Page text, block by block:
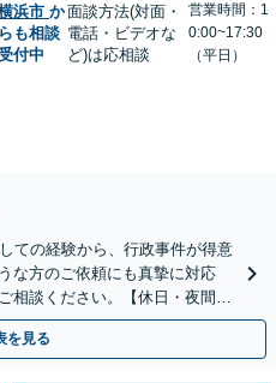
浜市 か
らも相談
付中
面談方法(対面・
電話・ビデオな
ど)は応相談
営業時間：1
0:00~17:30
（平日）
ての経験から、行政事件が得意
な方のご依頼にも真摯に対応
相談ください。【休日・夜間相
】
を見る